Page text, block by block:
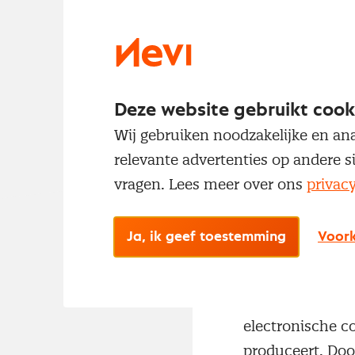
bedrijvigheid in
lichte
de
topcapaciteit.
componenten
electronische
produceert.
Deze website gebruikt
Wij gebruiken noodzakelijke en
relevante advertenties op andere
vragen. Lees meer over ons
Ja, ik geef toestemming